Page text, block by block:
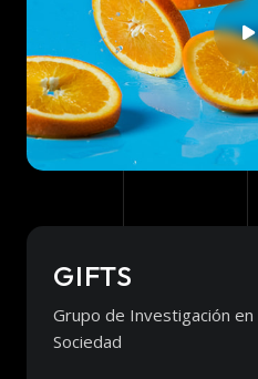
GIFTS
Grupo de Investigación
Sociedad